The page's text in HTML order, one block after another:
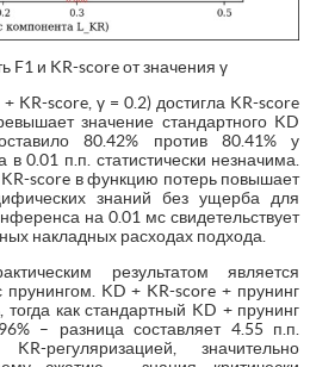
F1 и KR-score от значения γ
KR-score, γ = 0.2) достигла KR-score
значение стандартного KD
80.42% против 80.41% у
в 0.01 п.п. статистически незначима.
score в функцию потерь повышает
знаний без ущерба для
на 0.01 мс свидетельствует
накладных расходах подхода.
результатом является
KD + KR-score + прунинг
тогда как стандартный KD + прунинг
– разница составляет 4.55 п.п.
регуляризацией, значительно